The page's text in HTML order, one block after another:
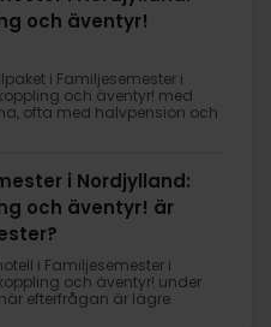
och äventyr!
i Familjesemester i
och äventyr! med
ofta med halvpension och
i Nordjylland:
och äventyr! är
i Familjesemester i
och äventyr! under
efterfrågan är lägre.